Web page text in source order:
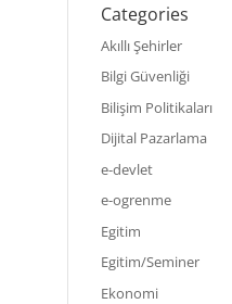
Categories
Akıllı Şehirler
Bilgi Güvenliği
Bilişim Politikaları
Dijital Pazarlama
e-devlet
e-ogrenme
Egitim
Egitim/Seminer
Ekonomi